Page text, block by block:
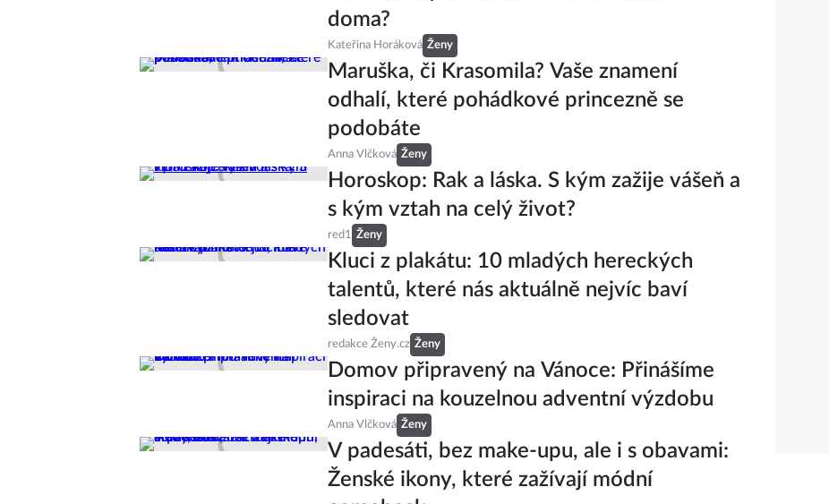
doma?
Kateřina Horáková Ženy
Maruška, či Krasomila? Vaše znamení
odhalí, které pohádkové princezně se
podobáte
Anna Vlčková Ženy
Horoskop: Rak a láska. S kým zažije vášeň a
s kým vztah na celý život?
red1 Ženy
Kluci z plakátu: 10 mladých hereckých
talentů, které nás aktuálně nejvíc baví
sledovat
redakce Ženy.cz Ženy
Domov připravený na Vánoce: Přinášíme
inspiraci na kouzelnou adventní výzdobu
Anna Vlčková Ženy
V padesáti, bez make-upu, ale i s obavami:
Ženské ikony, které zažívají módní